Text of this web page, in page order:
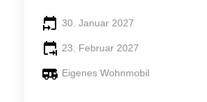
30. Januar 2027
23. Februar 2027
Eigenes Wohnmobil